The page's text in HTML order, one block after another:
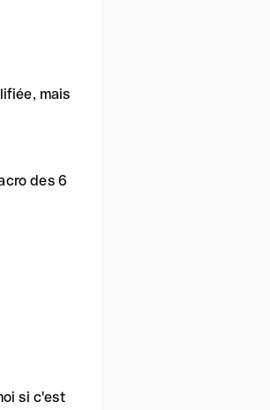
mais
des 6
si c'est